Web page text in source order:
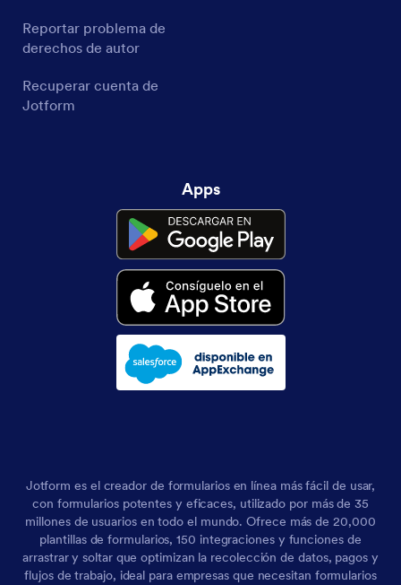
Reportar problema de
derechos de autor
Recuperar cuenta de
Jotform
Apps
Jotform es el creador de formularios en línea más fácil de usar,
con formularios potentes y eficaces, utilizado por más de 35
millones de usuarios en todo el mundo. Ofrece más de 20,000
plantillas de formularios, 150 integraciones y funciones de
arrastrar y soltar que optimizan la recolección de datos, pagos y
flujos de trabajo, ideal para empresas que necesitan formularios